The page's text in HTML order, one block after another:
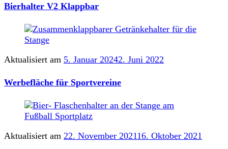
Bierhalter V2 Klappbar
Aktualisiert am 5. Januar 20242. Juni 2022
Werbefläche für Sportvereine
Aktualisiert am 22. November 202116. Oktober 2021